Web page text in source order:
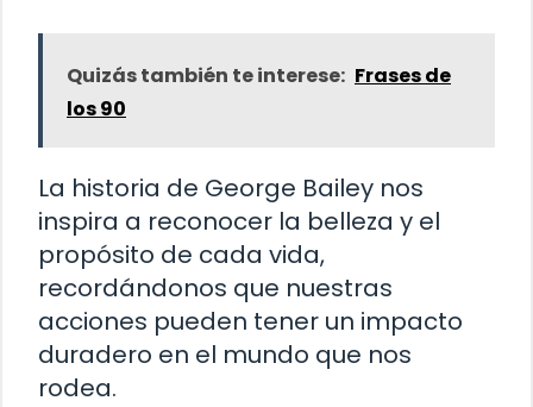
Quizás también te interese: Frases de
los 90
La historia de George Bailey nos
inspira a reconocer la belleza y el
propósito de cada vida,
recordándonos que nuestras
acciones pueden tener un impacto
duradero en el mundo que nos
rodea.